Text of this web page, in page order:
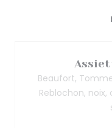
Beaufort,
Reblochon,